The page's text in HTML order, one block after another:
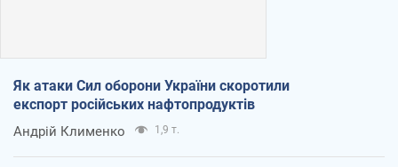
Як атаки Сил оборони України скоротили
експорт російських нафтопродуктів
Андрій Клименко 1,9 т.